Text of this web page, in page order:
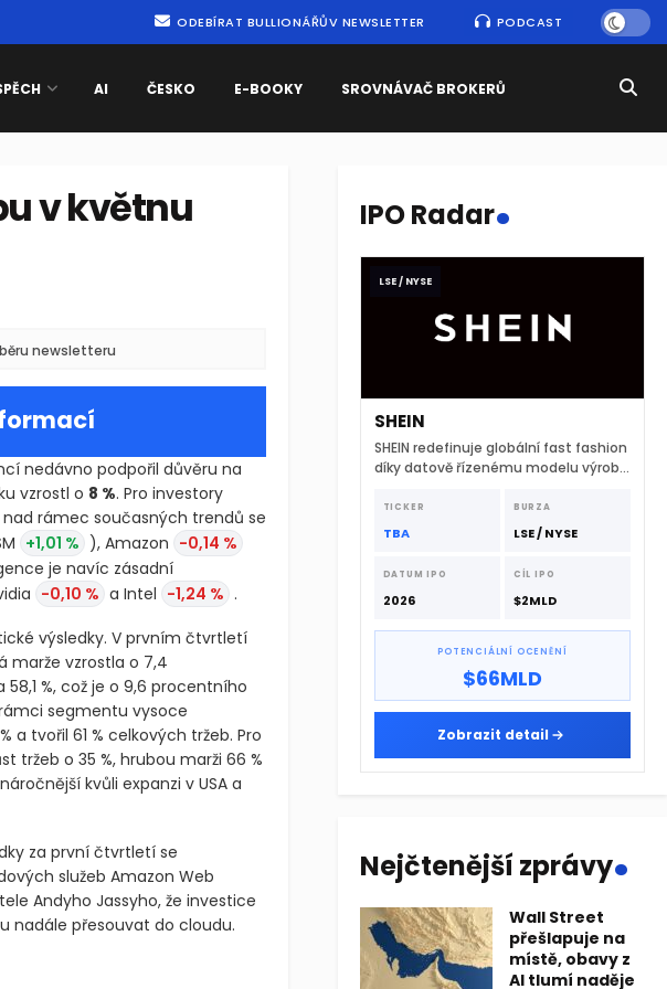
ODEBÍRAT BULLIONÁŘŮV NEWSLETTER PODCAST
AI ČESKO E-BOOKY SROVNÁVAČ BROKERŮ
v květnu
newsletteru
nedávno podpořil důvěru na
vzrostl o 8 %. Pro investory
rámec současných trendů se
+1,01 % ), Amazon -0,14 %
inteligence je navíc zásadní
-0,10 % a Intel -1,24 % .
výsledky. V prvním čtvrtletí
marže vzrostla o 7,4
%, což je o 9,6 procentního
segmentu vysoce
tvořil 61 % celkových tržeb. Pro
o 35 %, hrubou marži 66 %
kvůli expanzi v USA a
za první čtvrtletí se
služeb Amazon Web
Andyho Jassyho, že investice
nadále přesouvat do cloudu.
nedávno podpořil důvěru na trhu, přičemž index S&P 500 v době psaní tohoto
IPO Radar.
LSE / NYSE
SHEIN
SHEIN redefinuje globální fast fashion
díky datově řízenému modelu výroby
dodavatelskému řetězci.
TICKER
TBA
BURZA
LSE / NYSE
DATUM IPO
2026
CÍL IPO
$2MLD
POTENCIÁLNÍ OCENĚNÍ
$66MLD
Zobrazit detail
Nejčtenější zprávy.
Wall Street
přešlapuje na
místě, obavy z
AI tlumí naděje